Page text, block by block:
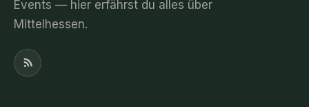
Events — hier erfährst du alles über
Mittelhessen.